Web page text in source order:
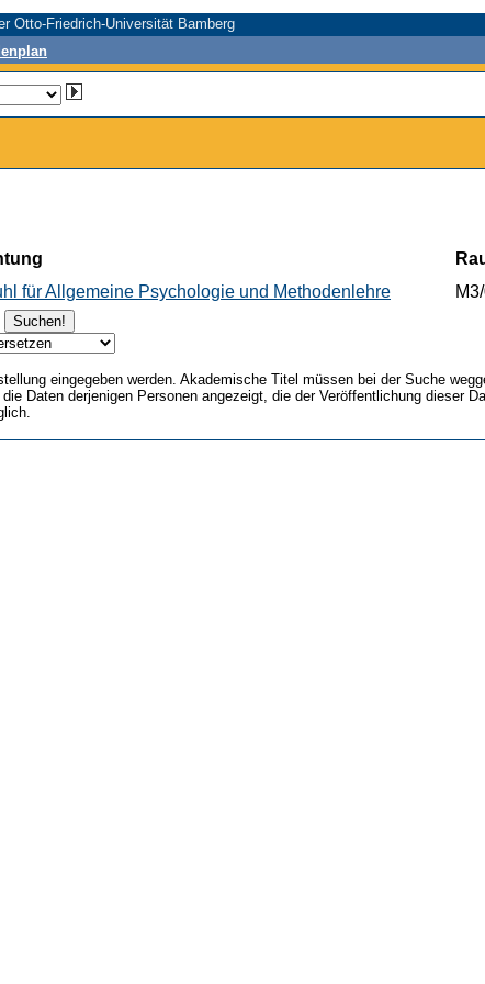
Otto-Friedrich-Universität Bamberg
für Allgemeine Psychologie und Methodenlehre
eingegeben werden. Akademische Titel müssen bei der Suche
Daten derjenigen Personen angezeigt, die der Veröffentlichung dieser